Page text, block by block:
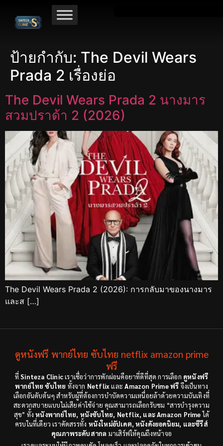
ป้ายกำกับ: The Devil Wears
Prada 2 เรื่องย่อ
The Devil Wears Prada 2 นางมาร
สวมปราด้า 2 (2026)
The Devil Wears Prada 2 (2026): การกลับมาของนางมาร
และส […]
ดูหนังฟรี พากย์ไทย ซับไทย netflix amazon prime
ฟรี
ที่Sinteza Clinicเราเชื่อว่าการพักผ่อนคือยาที่ดีที่สุด การเลือก ดูหนังฟรี
พากย์ไทย ซับไทย ทั้งจาก NetflixและAmazon Prime ฟรี จึงเป็นทาง
เลือกอันดับต้นๆ สำหรับผู้ที่ต้องการบำบัดความเหนื่อยล้าด้วยความบันเทิงที่
สะดวกสบายแบบไม่เสียค่าใช้จ่าย คุณสามารถเลือกรับชม “สารบำรุงความ
สุข” ทั้งหนังพากย์ไทย, หนังซับไทย, Netflix, และ Amazon Primeได้
ครบในที่เดียว เราคัดสรรทั้ง หนังใหม่อัปเดต, หนังดังยอดนิยม, และซีรีส์
คุณภาพระดับสากล มาเสิร์ฟให้คุณถึงหน้าจอ